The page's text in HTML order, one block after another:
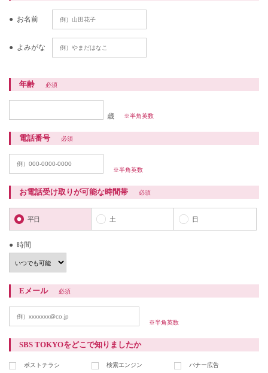
お名前
よみがな
年齢 必須
歳 ※半角英数
電話番号 必須
※半角英数
お電話受け取りが可能な時間帯 必須
平日 土 日
時間
Eメール 必須
※半角英数
SBS TOKYOをどこで知りましたか
ポストチラシ 検索エンジン バナー広告